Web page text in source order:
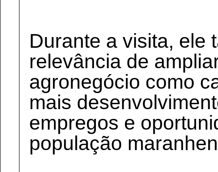
Durante a visita, ele
relevância de
agronegócio como
mais
empregos e
população